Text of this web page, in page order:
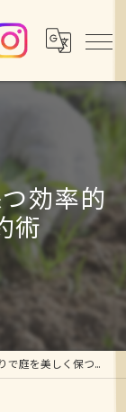
効率的
術
美しく保つ効率的なコツと費用節約術